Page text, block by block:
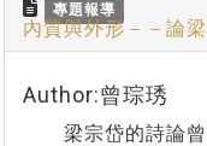
專題報導
內質與外形－－論
Author:曾琮琇
梁宗岱的詩論曾